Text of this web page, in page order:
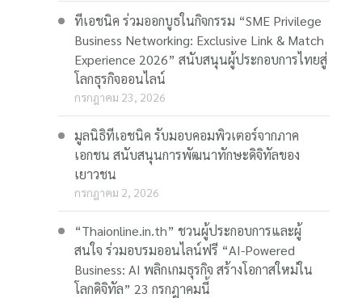
ทีเอชนิค ร่วมออกบูธในกิจกรรม “SME Privilege
Business Networking: Exclusive Link & Match
Experience 2026” สนับสนุนผู้ประกอบการไทยสู่
โลกธุรกิจออนไลน์
กรกฎาคม 23, 2026
มูลนิธิทีเอชนิค รับมอบคอมพิวเตอร์จากภาค
เอกชน สนับสนุนการพัฒนาทักษะดิจิทัลของ
เยาวชน
กรกฎาคม 2, 2026
“Thaionline.in.th” ชวนผู้ประกอบการและผู้
สนใจ ร่วมอบรมออนไลน์ฟรี “AI-Powered
Business: AI พลิกเกมธุรกิจ สร้างโอกาสใหม่ใน
โลกดิจิทัล” 23 กรกฎาคมนี้